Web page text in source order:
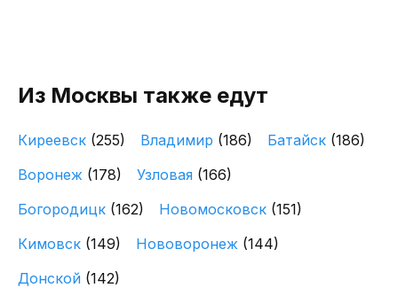
Из Москвы также едут
Киреевск (255) Владимир (186) Батайск (186)
Воронеж (178) Узловая (166)
Богородицк (162) Новомосковск (151)
Кимовск (149) Нововоронеж (144)
Донской (142)